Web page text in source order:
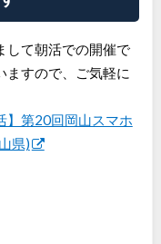
して朝活での開催で
ますので、ご気軽に
】第20回岡山スマホ
県)